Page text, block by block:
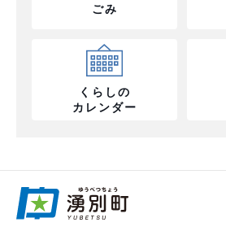
ごみ
くらしの
カレンダー